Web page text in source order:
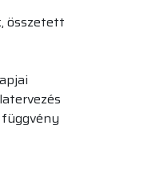
összetett